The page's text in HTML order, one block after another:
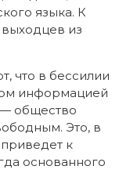
языка. К
из
что в бессилии
информацией
— общество
Это, в
к
основанного